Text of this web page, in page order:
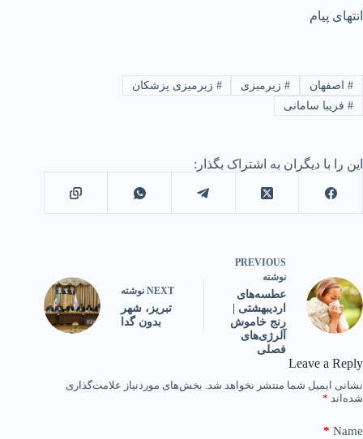
انتهای پیام
#اصفهان #زیرمیزی # زیرمیزی پزشکان
#فریبا سامانی
این را با دیگران به اشتراک بگذار:
PREVIOUS
نوشته
عطسه‌های
اردیبهشتی |
رنج خاموش
آلرژی‌های
فصلی
NEXT نوشته
تبریز، شهر
بدون گدا
Leave a Reply
نشانی ایمیل شما منتشر نخواهد شد. بخش‌های موردنیاز علامت‌گذاری
شده‌اند *
Name
*